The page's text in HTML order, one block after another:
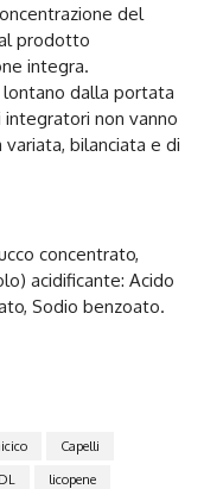
del
prodotto
integra.
dalla portata
non vanno
bilanciata e di
concentrato,
acidificante: Acido
Sodio benzoato.
Capelli
licopene